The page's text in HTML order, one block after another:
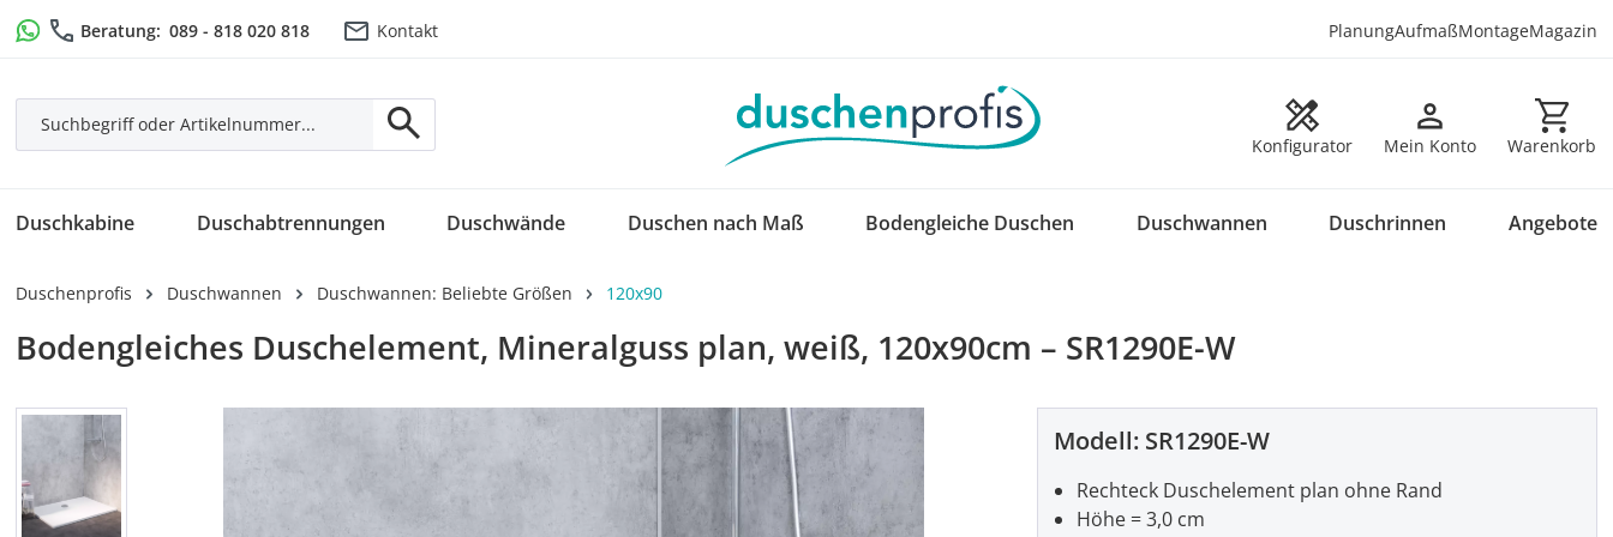
Hauptinhalt springen
Zur Suche springen
Zur Hauptnavigation springen
Beratung: 089 - 818 020 818 Kontakt PlanungAufmaßMontageMagazin
Konfigurator Mein Konto Warenkorb
Warenkorb
Duschkabine Duschabtrennungen Duschwände Duschen nach Maß Bodengleiche Duschen Duschwannen Duschrinnen Angebote
Duschenprofis Duschwannen Duschwannen: Beliebte Größen 120x90
Bodengleiches Duschelement, Mineralguss plan, weiß, 120x90cm – SR1290E-W
Bildergalerie überspringen
Modell: SR1290E-W
Rechteck Duschelement plan ohne Rand
Höhe = 3,0 cm